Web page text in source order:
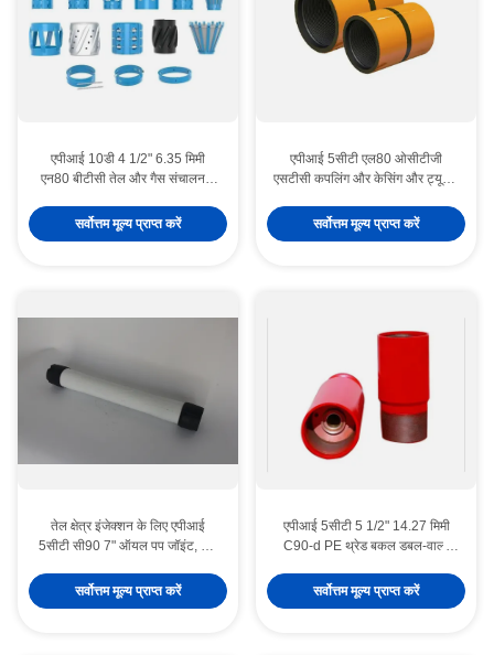
एपीआई 10डी 4 1/2" 6.35 मिमी
एन80 बीटीसी तेल और गैस संचालन में
सर्वोत्तम मूल्य प्राप्त करें
एपीआई 5सीटी एल80 ओसीटीजी
एसटीसी कपलिंग और केसिंग और ट्यूबिंग
सर्वोत्तम मूल्य प्राप्त करें
तेल क्षेत्र इंजेक्शन के लिए एपीआई
5सीटी सी90 7" ऑयल पप जॉइंट, जल
डिज़ाइन किया गया
सर्वोत्तम मूल्य प्राप्त करें
एपीआई 5सीटी 5 1/2" 14.27 मिमी
C90-d PE थ्रेड बकल डबल-वाल्व
सीमेंटिंग टूल
सर्वोत्तम मूल्य प्राप्त करें